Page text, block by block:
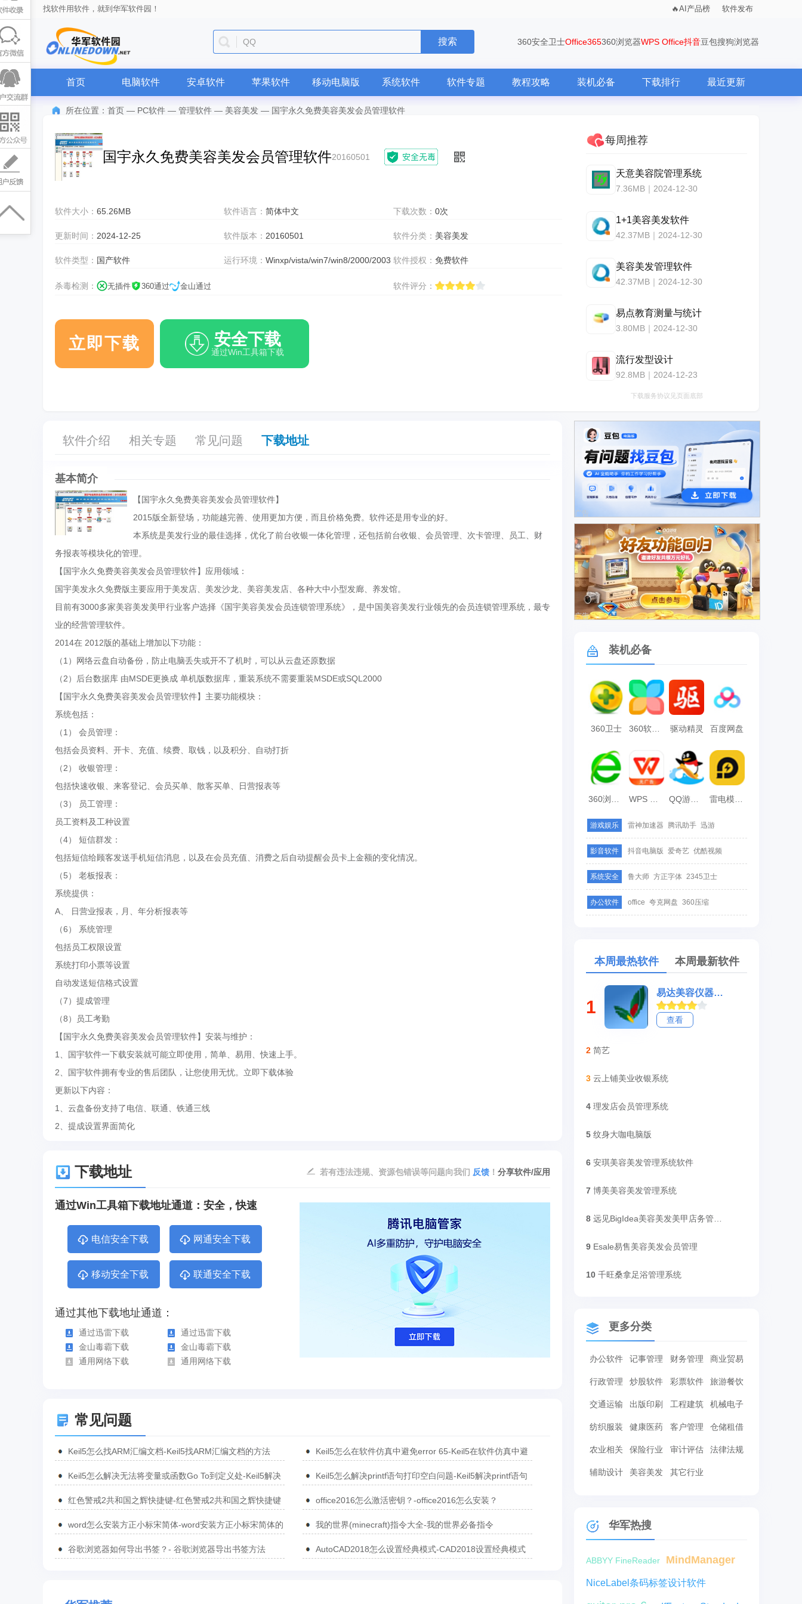
找软件用软件，就到华军软件园！ AI产品榜 软件发布
QQ 搜索 360安全卫士Office365360浏览器WPS Office抖音豆包搜狗浏览器
首页 电脑软件 安卓软件 苹果软件 移动电脑版 系统软件 软件专题 教程攻略 装机必备 下载排行 最近更新
所在位置： 首页 — PC软件 — 管理软件 — 美容美发 — 国宇永久免费美容美发会员管理软件
国宇永久免费美容美发会员管理软件20160501
软件大小： 65.26MB 软件语言：简体中文 下载次数： 0次
更新时间： 2024-12-25 软件版本： 20160501 软件分类： 美容美发
软件类型： 国产软件 运行环境：Winxp/vista/win7/win8/2000/2003 软件授权： 免费软件
杀毒检测： 无插件 360通过 金山通过 软件评分：
立即下载 安全下载
通过Win工具箱下载
每周推荐
天意美容院管理系统
7.36MB｜2024-12-30
1+1美容美发软件
42.37MB｜2024-12-30
美容美发管理软件
42.37MB｜2024-12-30
易点教育测量与统计
3.80MB｜2024-12-30
流行发型设计
92.8MB｜2024-12-23
下载服务协议见页面底部
软件介绍 相关专题 常见问题 下载地址
基本简介
【国宇永久免费美容美发会员管理软件】
2015版全新登场，功能越完善、使用更加方便，而且价格免费。软件还是用专业的好。
本系统是美发行业的最佳选择，优化了前台收银一体化管理，还包括前台收银、会员管理、次卡管理、员工、财
务报表等模块化的管理。
【国宇永久免费美容美发会员管理软件】应用领域：
国宇美发永久免费版主要应用于美发店、美发沙龙、美容美发店、各种大中小型发廊、养发馆。
目前有3000多家美容美发美甲行业客户选择《国宇美容美发会员连锁管理系统》，是中国美容美发行业领先的会员连锁管理系统，最专
业的经营管理软件。
2014在 2012版的基础上增加以下功能：
（1）网络云盘自动备份，防止电脑丢失或开不了机时，可以从云盘还原数据
（2）后台数据库 由MSDE更换成 单机版数据库，重装系统不需要重装MSDE或SQL2000
【国宇永久免费美容美发会员管理软件】主要功能模块：
系统包括：
（1） 会员管理：
包括会员资料、开卡、充值、续费、取钱，以及积分、自动打折
（2） 收银管理：
包括快速收银、来客登记、会员买单、散客买单、日营报表等
（3） 员工管理：
员工资料及工种设置
（4） 短信群发：
包括短信给顾客发送手机短信消息，以及在会员充值、消费之后自动提醒会员卡上金额的变化情况。
（5） 老板报表：
系统提供：
A、 日营业报表，月、年分析报表等
（6） 系统管理
包括员工权限设置
系统打印小票等设置
自动发送短信格式设置
（7）提成管理
（8）员工考勤
【国宇永久免费美容美发会员管理软件】安装与维护：
1、国宇软件一下载安装就可能立即使用，简单、易用、快速上手。
2、国宇软件拥有专业的售后团队，让您使用无忧。立即下载体验
更新以下内容：
1、云盘备份支持了电信、联通、铁通三线
2、提成设置界面简化
下载地址 分享软件/应用
若有违法违规、资源包错误等问题向我们 反馈 ！
通过Win工具箱下载地址通道：安全，快速
电信安全下载 网通安全下载
移动安全下载 联通安全下载
通过其他下载地址通道：
通过迅雷下载
通过迅雷下载
金山毒霸下载
金山毒霸下载
通用网络下载
通用网络下载
常见问题
Keil5怎么找ARM汇编文档-Keil5找ARM汇编文档的方法
Keil5怎么在软件仿真中避免error 65-Keil5在软件仿真中避
Keil5怎么解决无法将变量或函数Go To到定义处-Keil5解决
Keil5怎么解决printf语句打印空白问题-Keil5解决printf语句
红色警戒2共和国之辉快捷键-红色警戒2共和国之辉快捷键
office2016怎么激活密钥？-office2016怎么安装？
word怎么安装方正小标宋简体-word安装方正小标宋简体的
我的世界(minecraft)指令大全-我的世界必备指令
谷歌浏览器如何导出书签？- 谷歌浏览器导出书签方法
AutoCAD2018怎么设置经典模式-CAD2018设置经典模式
广告
广告
装机必备
360卫士 360软件管家 驱动精灵 百度网盘
雷电模拟器
游戏娱乐 雷神加速器 腾讯助手 迅游
影音软件 抖音电脑版 爱奇艺 优酷视频
系统安全 鲁大师 方正字体 2345卫士
办公软件 office 夸克网盘 360压缩
本周最热软件 本周最新软件
1
易达美容仪器生产销售管理软件
查看
2 简艺
3 云上铺美业收银系统
4 理发店会员管理系统
5 纹身大咖电脑版
6 安琪美容美发管理系统软件
7 博美美容美发管理系统
8
9 Esale易售美容美发会员管理
10 千旺桑拿足浴管理系统
更多分类
办公软件 记事管理 财务管理 商业贸易
行政管理 炒股软件 彩票软件 旅游餐饮
交通运输 出版印刷 工程建筑 机械电子
纺织服装 健康医药 客户管理 仓储租借
农业相关 保险行业 审计评估 法律法规
辅助设计 美容美发 其它行业
华军热搜
ABBYY FineReader MindManager
NiceLabel条码标签设计软件